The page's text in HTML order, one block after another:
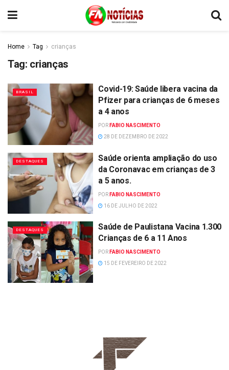
Home Tag crianças
Tag: crianças
BRASIL
Covid-19: Saúde libera vacina da
Pfizer para crianças de 6 meses
a 4 anos
POR FABIO NASCIMENTO
28 DE DEZEMBRO DE 2022
DESTAQUES
Saúde orienta ampliação do uso
da Coronavac em crianças de 3
a 5 anos.
POR FABIO NASCIMENTO
16 DE JULHO DE 2022
DESTAQUES
Saúde de Paulistana Vacina 1.300
Crianças de 6 a 11 Anos
POR FABIO NASCIMENTO
15 DE FEVEREIRO DE 2022